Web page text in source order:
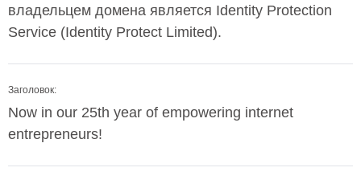
владельцем домена является Identity Protection
Service (Identity Protect Limited).
Заголовок:
Now in our 25th year of empowering internet
entrepreneurs!